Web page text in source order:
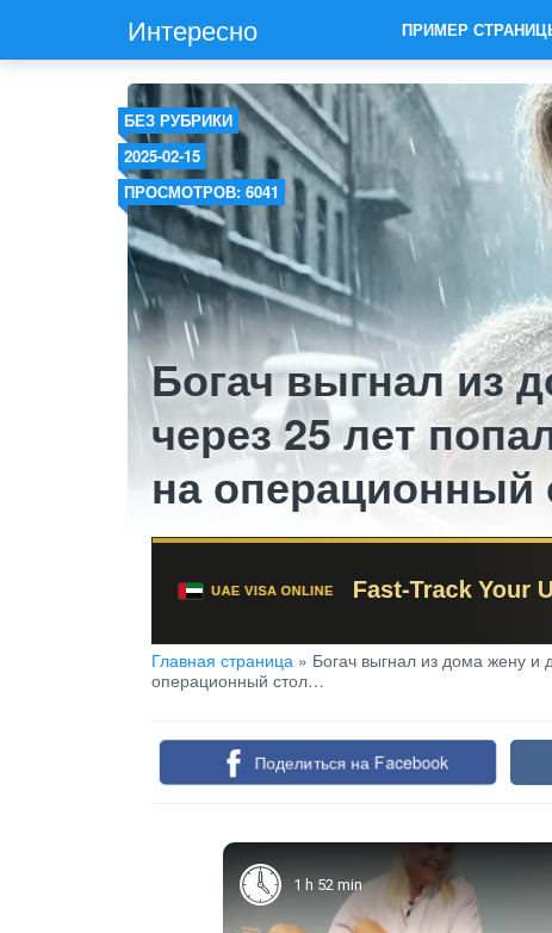
Интересно ПРИМЕР
БЕЗ РУБРИКИ
2025-02-15
ПРОСМОТРОВ: 6041
Богач выгнал из
через 25 лет
на
Главная страница » Богач выгнал из дома жену и
операционный стол…
Поделиться на Facebook
1 h 52 min